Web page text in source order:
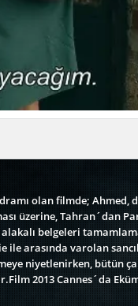
olan filmde; Ahmed,
üzerine, Tahran´dan
belgeleri
ile arasında varolan
niyetlenirken, bütün
2013 Cannes´da